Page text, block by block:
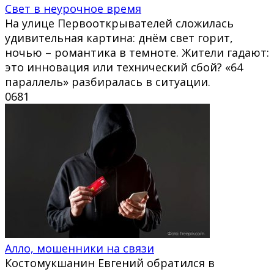
Свет в неурочное время
На улице Первооткрывателей сложилась
удивительная картина: днём свет горит,
ночью – романтика в темноте. Жители гадают:
это инновация или технический сбой? «64
параллель» разбиралась в ситуации.
0681
Алло, мошенники на связи
Костомукшанин Евгений обратился в